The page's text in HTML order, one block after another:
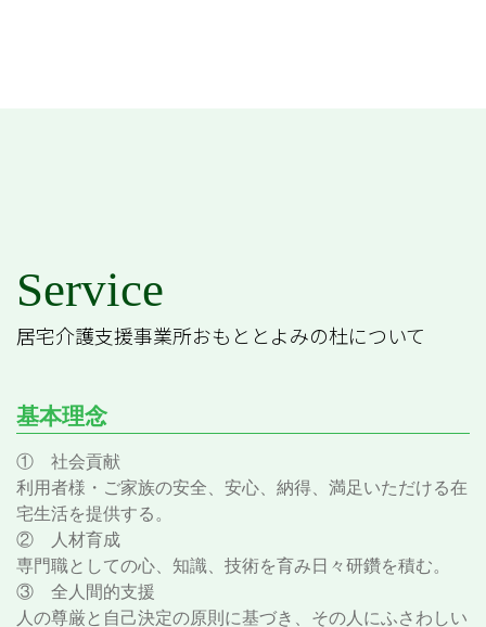
Service
居宅介護支援事業所おもととよみの杜について
基本理念
① 社会貢献
利用者様・ご家族の安全、安心、納得、満足いただける在
宅生活を提供する。
② 人材育成
専門職としての心、知識、技術を育み日々研鑽を積む。
③ 全人間的支援
人の尊厳と自己決定の原則に基づき、その人にふさわしい